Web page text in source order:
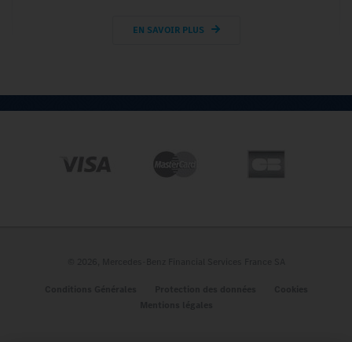
EN SAVOIR PLUS
Qui sommes-nous ?